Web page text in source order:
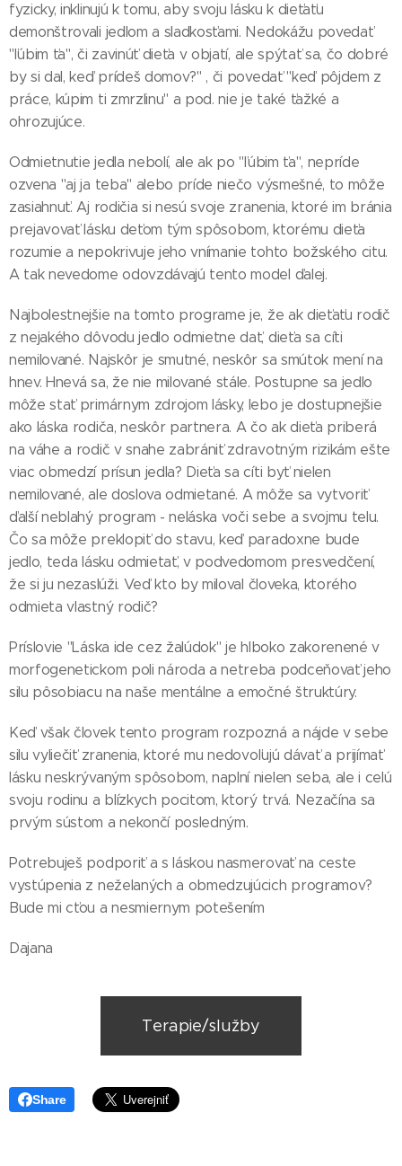
fyzicky, inklinujú k tomu, aby svoju lásku k dieťaťu
demonštrovali jedlom a sladkosťami. Nedokážu povedať
"ľúbim ťa", či zavinúť dieťa v objatí, ale spýtať sa, čo dobré
by si dal, keď prídeš domov?" , či povedať "keď pôjdem z
práce, kúpim ti zmrzlinu" a pod. nie je také ťažké a
ohrozujúce.
Odmietnutie jedla nebolí, ale ak po "ľúbim ťa", nepríde
ozvena "aj ja teba" alebo príde niečo výsmešné, to môže
zasiahnuť. Aj rodičia si nesú svoje zranenia, ktoré im bránia
prejavovať lásku deťom tým spôsobom, ktorému dieťa
rozumie a nepokrivuje jeho vnímanie tohto božského citu.
A tak nevedome odovzdávajú tento model ďalej.
Najbolestnejšie na tomto programe je, že ak dieťaťu rodič
z nejakého dôvodu jedlo odmietne dať, dieťa sa cíti
nemilované. Najskôr je smutné, neskôr sa smútok mení na
hnev. Hnevá sa, že nie milované stále. Postupne sa jedlo
môže stať primárnym zdrojom lásky, lebo je dostupnejšie
ako láska rodiča, neskôr partnera. A čo ak dieťa priberá
na váhe a rodič v snahe zabrániť zdravotným rizikám ešte
viac obmedzí prísun jedla? Dieťa sa cíti byť nielen
nemilované, ale doslova odmietané. A môže sa vytvoriť
ďalší neblahý program - neláska voči sebe a svojmu telu.
Čo sa môže preklopiť do stavu, keď paradoxne bude
jedlo, teda lásku odmietať, v podvedomom presvedčení,
že si ju nezaslúži. Veď kto by miloval človeka, ktorého
odmieta vlastný rodič?
Príslovie "Láska ide cez žalúdok" je hlboko zakorenené v
morfogenetickom poli národa a netreba podceňovať jeho
silu pôsobiacu na naše mentálne a emočné štruktúry.
Keď však človek tento program rozpozná a nájde v sebe
silu vyliečiť zranenia, ktoré mu nedovoľujú dávať a prijímať
lásku neskrývaným spôsobom, naplní nielen seba, ale i celú
svoju rodinu a blízkych pocitom, ktorý trvá. Nezačína sa
prvým sústom a nekončí posledným.
Potrebuješ podporiť a s láskou nasmerovať na ceste
vystúpenia z neželaných a obmedzujúcich programov?
Bude mi cťou a nesmiernym potešením
Dajana
Terapie/služby
Share